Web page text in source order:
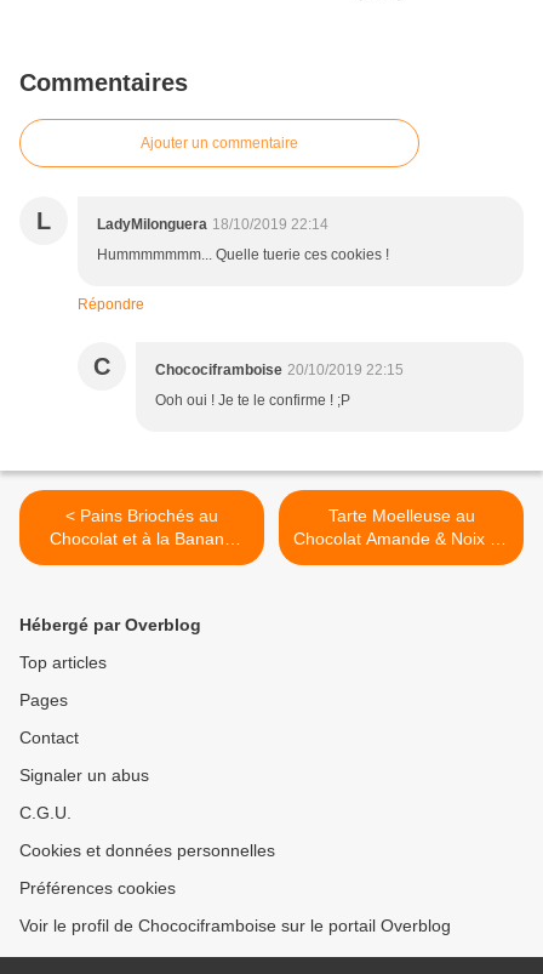
Commentaires
Ajouter un commentaire
L LadyMilonguera 18/10/2019 22:14
Hummmmmmm... Quelle tuerie ces cookies !
Répondre
C Chocociframboise 20/10/2019 22:15
Ooh oui ! Je te le confirme ! ;P
< Pains Briochés au
Chocolat et à la Banane
{Sans Lactose}
Tarte Moelleuse au
Chocolat Amande & Noix de
Pécan >
Hébergé par Overblog
Top articles
Pages
Contact
Signaler un abus
C.G.U.
Cookies et données personnelles
Préférences cookies
Voir le profil de Chocociframboise sur le portail Overblog